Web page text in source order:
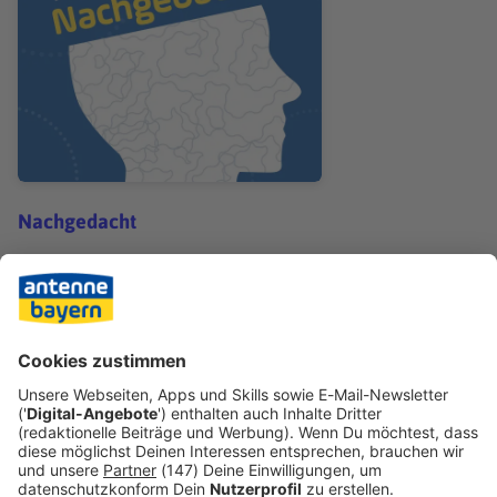
Nachgedacht
Nachgedacht: Petrus Canisius
Teilen
ALLE FOLGEN ANDERE INHALTE